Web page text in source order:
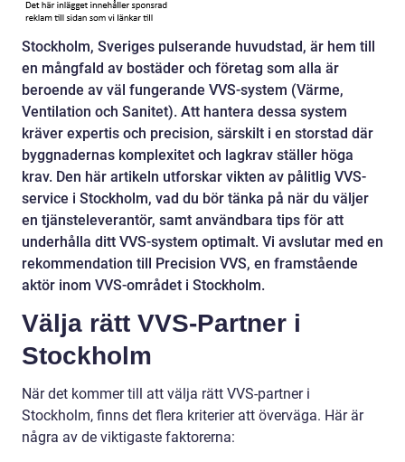
Stockholm, Sveriges pulserande huvudstad, är hem till
en mångfald av bostäder och företag som alla är
beroende av väl fungerande VVS-system (Värme,
Ventilation och Sanitet). Att hantera dessa system
kräver expertis och precision, särskilt i en storstad där
byggnadernas komplexitet och lagkrav ställer höga
krav. Den här artikeln utforskar vikten av pålitlig VVS-
service i Stockholm, vad du bör tänka på när du väljer
en tjänsteleverantör, samt användbara tips för att
underhålla ditt VVS-system optimalt. Vi avslutar med en
rekommendation till Precision VVS, en framstående
aktör inom VVS-området i Stockholm.
Välja rätt VVS-Partner i
Stockholm
När det kommer till att välja rätt VVS-partner i
Stockholm, finns det flera kriterier att överväga. Här är
några av de viktigaste faktorerna: